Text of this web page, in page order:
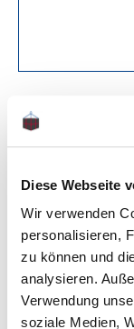
Diese Webseite
Wir verwenden
personalisieren,
zu können und
analysieren.
Verwendung
soziale Medien,
Aufbau
endlosen
einen
unserer